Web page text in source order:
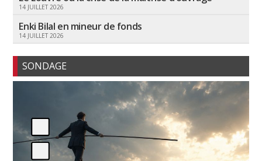
14 JUILLET 2026
Enki Bilal en mineur de fonds
14 JUILLET 2026
SONDAGE